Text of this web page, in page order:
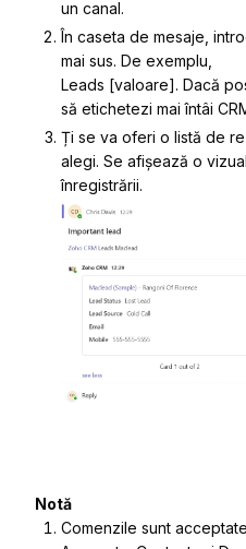
un canal.
În caseta de mesaje,
mai sus. De exemplu,
Leads [valoare]. Dacă
să etichetezi mai întâi
Ți se va oferi o listă de
alegi. Se afișează o
înregistrării.
Notă
Comenzile sunt